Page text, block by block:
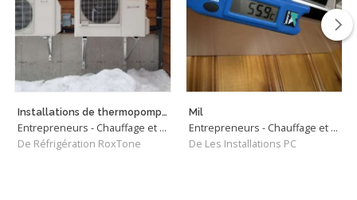
Installations de thermopompes murales et centrales
Entrepreneurs - Chauffage et Climatisation
De Réfrigération RoxTone
Mil
Entrepreneurs - Chauffage et Climatisation
De Les Installations PC